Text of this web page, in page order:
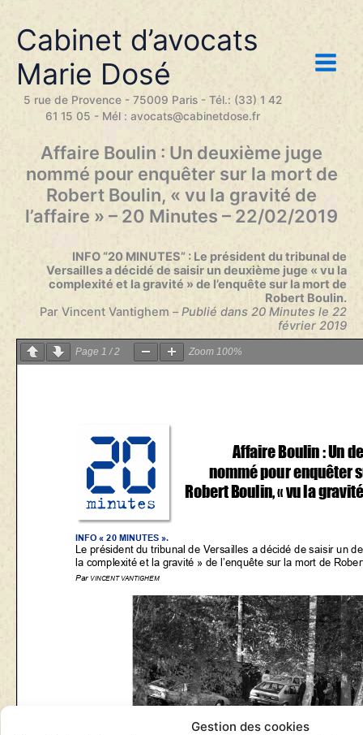
Gestion des cookies
contenu
Cabinet d’avocats
Marie Dosé
5 rue de Provence - 75009 Paris - Tél.: (33) 1 42
61 15 05 - Mél : avocats@cabinetdose.fr
Affaire Boulin : Un deuxième juge
nommé pour enquêter sur la mort de
Robert Boulin, « vu la gravité de
l’affaire » – 20 Minutes – 22/02/2019
INFO “20 MINUTES” : Le président du tribunal de
Versailles a décidé de saisir un deuxième juge « vu la
complexité et la gravité » de l’enquête sur la mort de
Robert Boulin.
Par Vincent Vantighem –Publié dans 20 Minutes le 22
février 2019
Page 1 /2 Zoom 100%